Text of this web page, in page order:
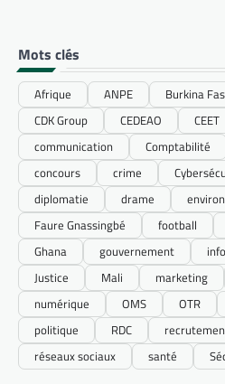
Mots clés
Afrique ANPE Burkina
CDK Group
CEDEAO CEET
communication
Comptabilité
concours
crime
diplomatie
drame
Faure Gnassingbé
football
Ghana
gouvernement
Justice
Mali marketing
numérique
OMS OTR
politique
RDC
réseaux sociaux
santé